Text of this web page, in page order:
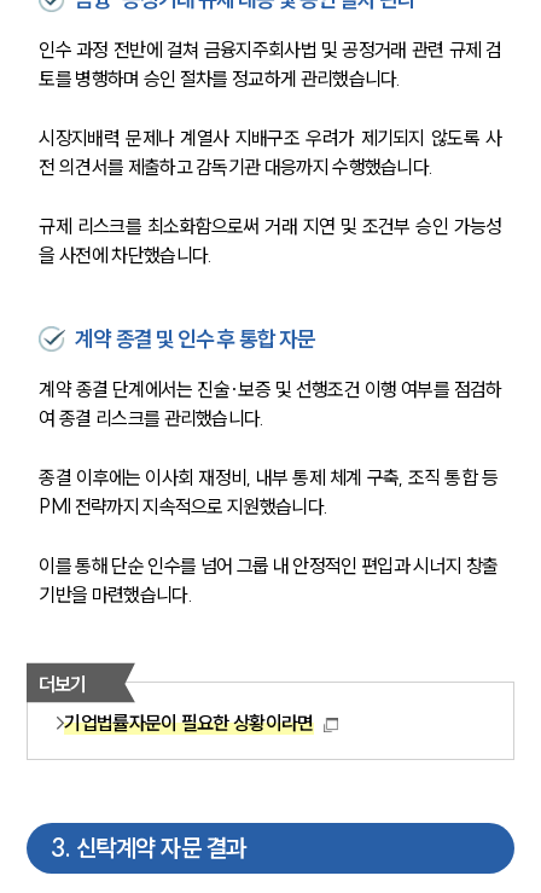
인수 과정 전반에 걸쳐 금융지주회사법 및 공정거래 관련 규제 검
토를 병행하며 승인 절차를 정교하게 관리했습니다.
시장지배력 문제나 계열사 지배구조 우려가 제기되지 않도록 사
전 의견서를 제출하고 감독기관 대응까지 수행했습니다.
규제 리스크를 최소화함으로써 거래 지연 및 조건부 승인 가능성
을 사전에 차단했습니다.
계약 종결 및 인수 후 통합 자문
계약 종결 단계에서는 진술·보증 및 선행조건 이행 여부를 점검하
여 종결 리스크를 관리했습니다.
종결 이후에는 이사회 재정비, 내부 통제 체계 구축, 조직 통합 등
PMI 전략까지 지속적으로 지원했습니다.
이를 통해 단순 인수를 넘어 그룹 내 안정적인 편입과 시너지 창출
기반을 마련했습니다.
더보기
기업법률자문이 필요한 상황이라면
3. 신탁계약 자문 결과